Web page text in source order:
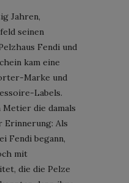
Jahren,
seinen
Fendi und
kam eine
Marke und
Labels.
die damals
Erinnerung: Als
Fendi begann,
mit
die die Pelze